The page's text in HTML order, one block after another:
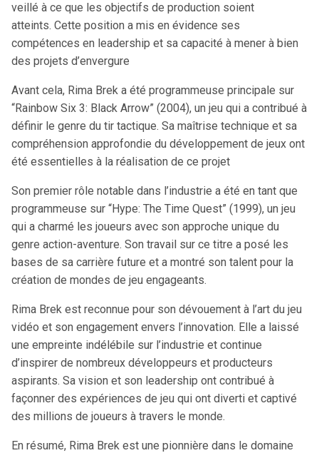
veillé à ce que les objectifs de production soient
atteints. Cette position a mis en évidence ses
compétences en leadership et sa capacité à mener à bien
des projets d’envergure
Avant cela, Rima Brek a été programmeuse principale sur
“Rainbow Six 3: Black Arrow” (2004), un jeu qui a contribué à
définir le genre du tir tactique. Sa maîtrise technique et sa
compréhension approfondie du développement de jeux ont
été essentielles à la réalisation de ce projet
Son premier rôle notable dans l’industrie a été en tant que
programmeuse sur “Hype: The Time Quest” (1999), un jeu
qui a charmé les joueurs avec son approche unique du
genre action-aventure. Son travail sur ce titre a posé les
bases de sa carrière future et a montré son talent pour la
création de mondes de jeu engageants.
Rima Brek est reconnue pour son dévouement à l’art du jeu
vidéo et son engagement envers l’innovation. Elle a laissé
une empreinte indélébile sur l’industrie et continue
d’inspirer de nombreux développeurs et producteurs
aspirants. Sa vision et son leadership ont contribué à
façonner des expériences de jeu qui ont diverti et captivé
des millions de joueurs à travers le monde.
En résumé, Rima Brek est une pionnière dans le domaine